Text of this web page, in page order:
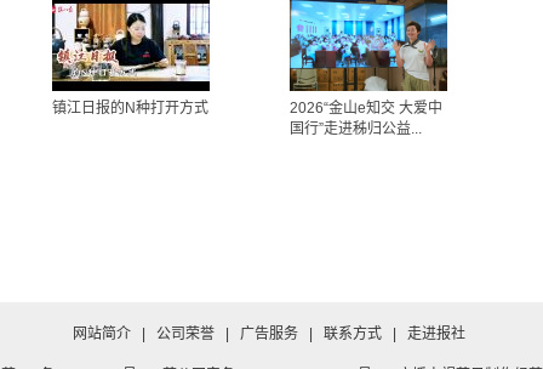
镇江日报的N种打开方式
2026“金山e知交 大爱中
国行”走进秭归公益...
网站简介 | 公司荣誉 | 广告服务 | 联系方式 | 走进报社